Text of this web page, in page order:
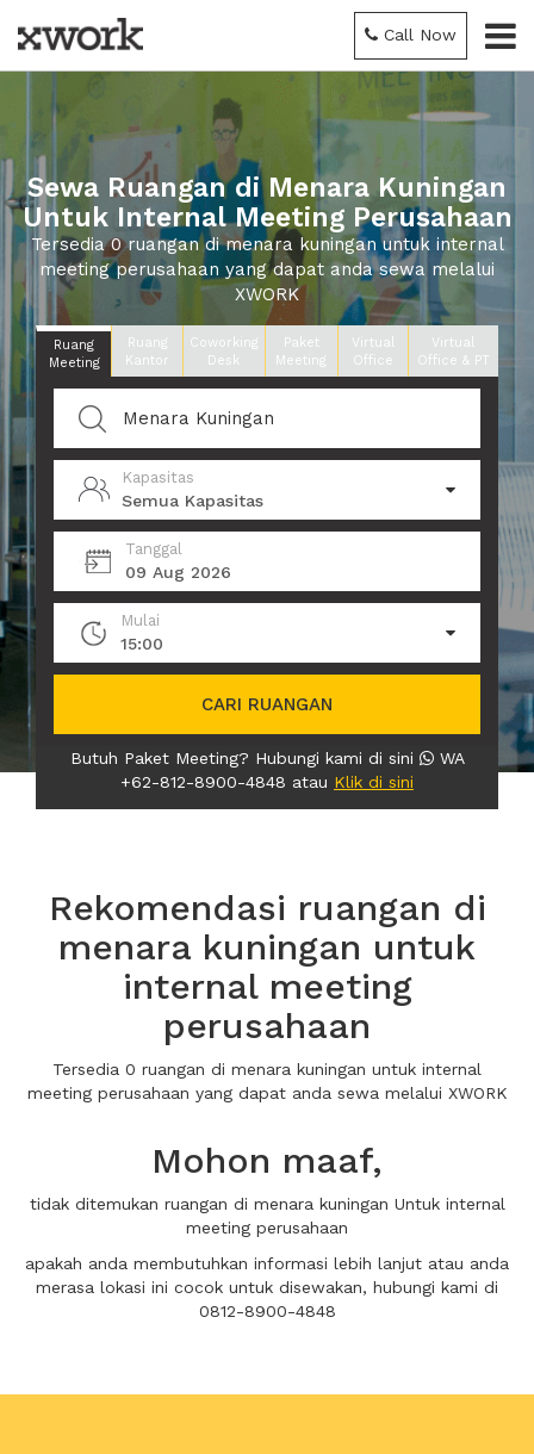
Call Now
Sewa Ruangan di Menara Kuningan
Untuk Internal Meeting Perusahaan
Tersedia 0 ruangan di menara kuningan untuk internal
meeting perusahaan yang dapat anda sewa melalui
XWORK
Ruang
Meeting
Ruang
Kantor
Coworking
Desk
Paket
Meeting
Virtual
Office
Virtual
Office & PT
Kapasitas
Semua Kapasitas
Tanggal
09 Aug 2026
Mulai
15:00
CARI RUANGAN
Butuh Paket Meeting? Hubungi kami di sini
WA
+62-812-8900-4848 atau Klik di sini
Rekomendasi ruangan di
menara kuningan untuk
internal meeting
perusahaan
Tersedia 0 ruangan di menara kuningan untuk internal
meeting perusahaan yang dapat anda sewa melalui XWORK
Mohon maaf,
tidak ditemukan ruangan di menara kuningan Untuk internal
meeting perusahaan
apakah anda membutuhkan informasi lebih lanjut atau anda
merasa lokasi ini cocok untuk disewakan, hubungi kami di
0812-8900-4848